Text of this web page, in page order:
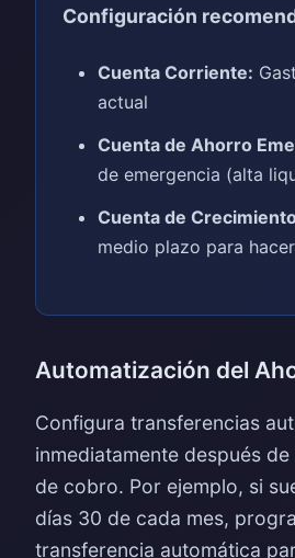
Configuración
Cuenta Corriente:
actual
Cuenta de Ahorro
de emergencia (alta
Cuenta de
medio plazo para
Automatización del
Configura transferencias
inmediatamente después
de cobro. Por ejemplo, si
días 30 de cada mes,
transferencia automática